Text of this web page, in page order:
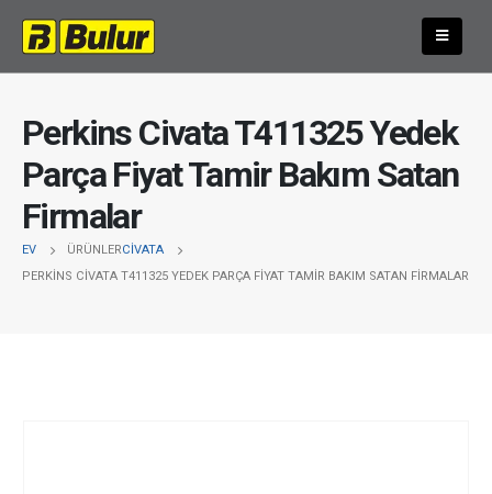
Perkins Civata T411325 Yedek
Parça Fiyat Tamir Bakım Satan
Firmalar
EV ÜRÜNLERCIVATA
PERKINS CIVATA T411325 YEDEK PARÇA FIYAT TAMIR BAKIM SATAN FIRMALAR